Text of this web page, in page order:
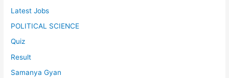
Latest Jobs
POLITICAL SCIENCE
Quiz
Result
Samanya Gyan